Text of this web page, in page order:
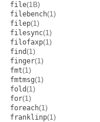
file(1B)
filebench(1)
filep(1)
filesync(1)
filofaxp(1)
find(1)
finger(1)
fmt(1)
fmtmsg(1)
fold(1)
for(1)
foreach(1)
franklinp(1)